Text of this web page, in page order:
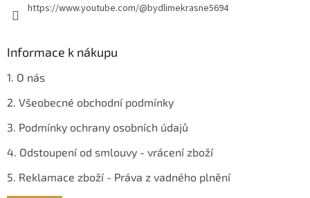
s
https://www.youtube.com/@bydlimekrasne5694
Informace k nákupu
1. O nás
2. Všeobecné obchodní podmínky
3. Podmínky ochrany osobních údajů
4. Odstoupení od smlouvy - vrácení zboží
5. Reklamace zboží - Práva z vadného plnění